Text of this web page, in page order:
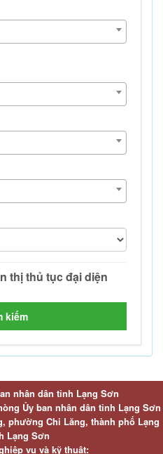
kiếm
nhân dân tỉnh Lạng Sơn
Ủy ban nhân dân tỉnh Lạng Sơn
phường Chi Lăng, thành phố Lạng
Lạng Sơn
vụ và kỹ thuật: